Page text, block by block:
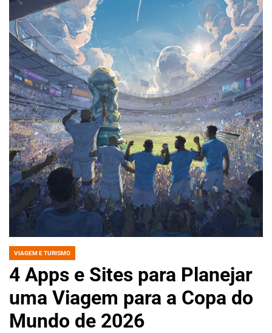
POSTED
VIAGEM E TURISMO
4 Apps e Sites para Planejar
uma Viagem para a Copa do
Mundo de 2026